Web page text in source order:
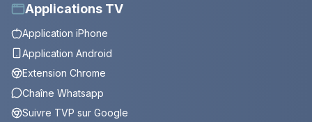
Applications TV
Application iPhone
Application Android
Extension Chrome
Chaîne Whatsapp
Suivre TVP sur Google